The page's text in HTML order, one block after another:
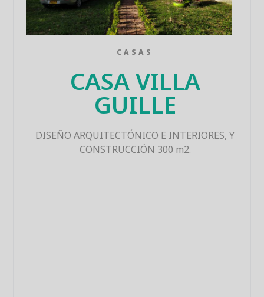
CASAS
CASA VILLA
GUILLE
DISEÑO ARQUITECTÓNICO E INTERIORES, Y
CONSTRUCCIÓN 300 m2.